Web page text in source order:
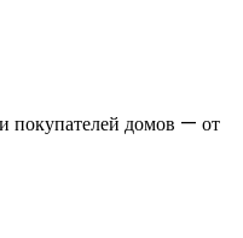
покупателей домов — от